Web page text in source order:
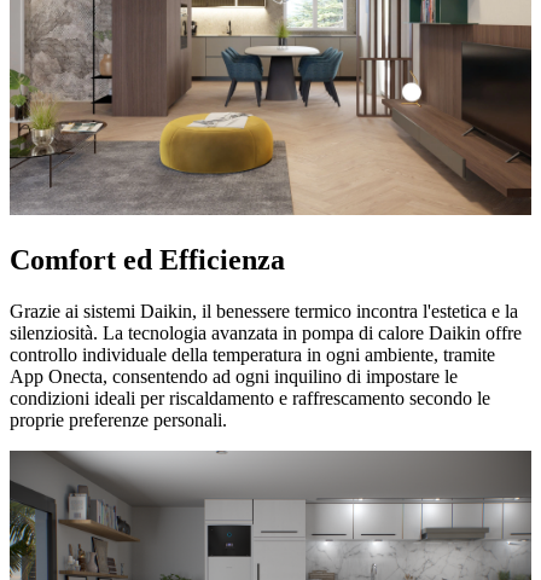
Comfort ed Efficienza
Grazie ai sistemi Daikin, il benessere termico incontra l'estetica e la
silenziosità. La tecnologia avanzata in pompa di calore Daikin offre
controllo individuale della temperatura in ogni ambiente, tramite
App Onecta, consentendo ad ogni inquilino di impostare le
condizioni ideali per riscaldamento e raffrescamento secondo le
proprie preferenze personali.